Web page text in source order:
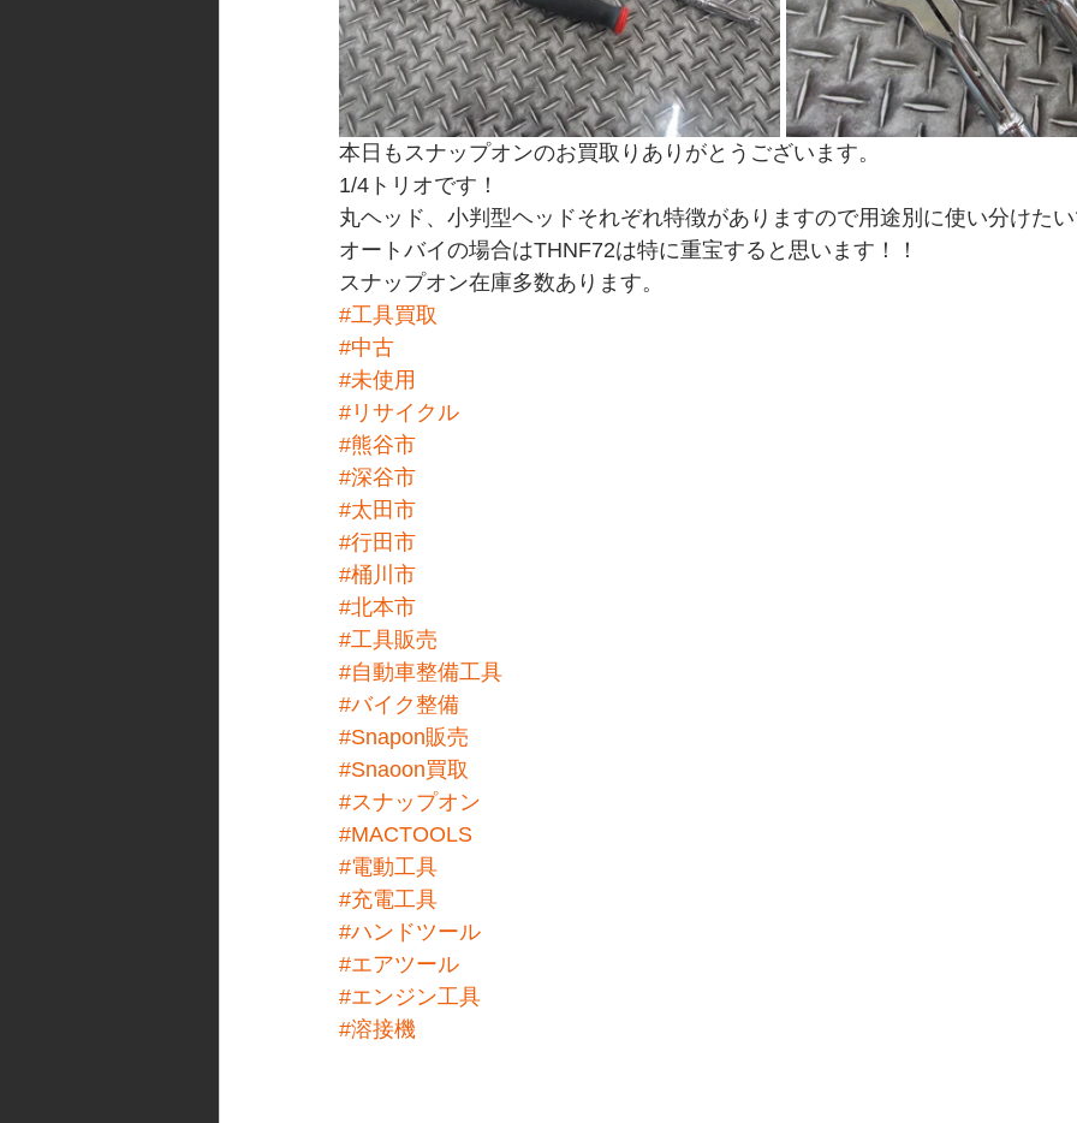
本日もスナップオンのお買取りありがとうございます。
1/4トリオです！
丸ヘッド、小判型ヘッドそれぞれ特徴がありますので用途別に使い分けた
オートバイの場合はTHNF72は特に重宝すると思います！！
スナップオン在庫多数あります。
#工具買取
#中古
#未使用
#リサイクル
#熊谷市
#深谷市
#太田市
#行田市
#桶川市
#北本市
#工具販売
#自動車整備工具
#バイク整備
#Snapon販売
#Snaoon買取
#スナップオン
#MACTOOLS
#電動工具
#充電工具
#ハンドツール
#エアツール
#エンジン工具
#溶接機